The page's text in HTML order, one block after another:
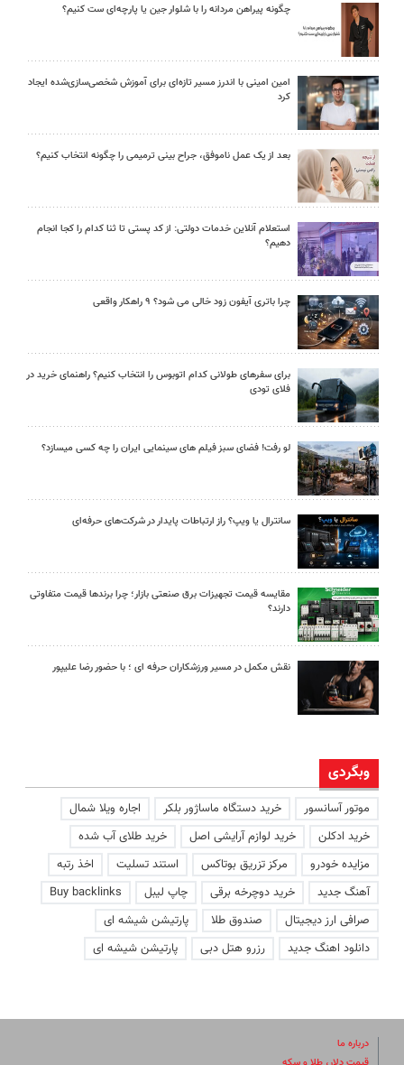
چگونه پیراهن مردانه را با شلوار جین یا پارچه‌ای ست کنیم؟
امین امینی با اندرز مسیر تازه‌ای برای آموزش شخصی‌سازی‌شده ایجاد
کرد
بعد از یک عمل ناموفق، جراح بینی ترمیمی را چگونه انتخاب کنیم؟
استعلام آنلاین خدمات دولتی: از کد پستی تا ثنا کدام را کجا انجام
دهیم؟
چرا باتری آیفون زود خالی می شود؟ ۹ راهکار واقعی
برای سفرهای طولانی کدام اتوبوس را انتخاب کنیم؟ راهنمای خرید در
فلای تودی
لو رفت! فضای سبز فیلم های سینمایی ایران را چه کسی میسازد؟
سانترال یا ویپ؟ راز ارتباطات پایدار در شرکت‌های حرفه‌ای
مقایسه قیمت تجهیزات برق صنعتی بازار؛ چرا برندها قیمت متفاوتی
دارند؟
نقش مکمل در مسیر ورزشکاران حرفه ای ؛ با حضور رضا علیپور
وبگردی
موتور آسانسور خرید دستگاه ماساژور بلکر
اجاره ویلا شمال
خرید ادکلن
خرید لوازم آرایشی اصل
خرید طلای آب شده
مزایده خودرو
مرکز تزریق بوتاکس استند تسلیت
اخذ رتبه
آهنگ جدید
خرید دوچرخه برقی چاپ لیبل
Buy backlinks
صرافی ارز دیجیتال
صندوق طلا
پارتیشن شیشه ای
دانلود اهنگ جدید
رزرو هتل دبی پارتیشن شیشه ای
درباره ما